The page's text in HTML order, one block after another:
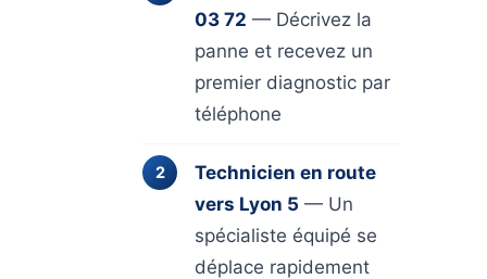
03 72 — Décrivez la
panne et recevez un
premier diagnostic par
téléphone
Technicien en route
vers Lyon 5 — Un
spécialiste équipé se
déplace rapidement